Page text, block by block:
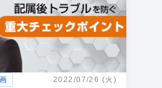
2022/07/26 (火)